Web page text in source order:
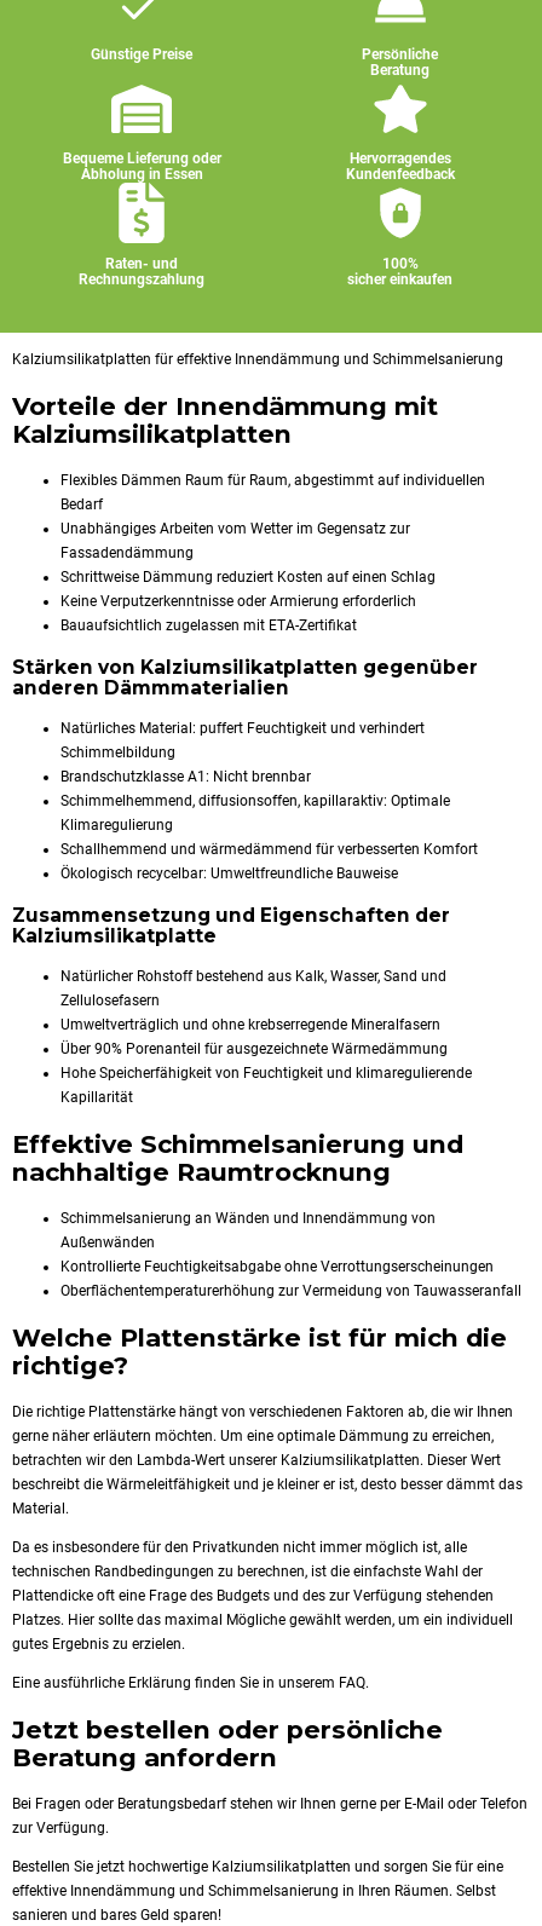
Günstige Preise
Persönliche
Beratung
Bequeme Lieferung oder
Abholung in Essen
Hervorragendes
Kundenfeedback
Raten- und
Rechnungszahlung
100%
sicher einkaufen
Kalziumsilikatplatten für effektive Innendämmung und Schimmelsanierung
Vorteile der Innendämmung mit
Kalziumsilikatplatten
Flexibles Dämmen Raum für Raum, abgestimmt auf individuellen
Bedarf
Unabhängiges Arbeiten vom Wetter im Gegensatz zur
Fassadendämmung
Schrittweise Dämmung reduziert Kosten auf einen Schlag
Keine Verputzerkenntnisse oder Armierung erforderlich
Bauaufsichtlich zugelassen mit ETA-Zertifikat
Stärken von Kalziumsilikatplatten gegenüber
anderen Dämmmaterialien
Natürliches Material: puffert Feuchtigkeit und verhindert
Schimmelbildung
Brandschutzklasse A1: Nicht brennbar
Schimmelhemmend, diffusionsoffen, kapillaraktiv: Optimale
Klimaregulierung
Schallhemmend und wärmedämmend für verbesserten Komfort
Ökologisch recycelbar: Umweltfreundliche Bauweise
Zusammensetzung und Eigenschaften der
Kalziumsilikatplatte
Natürlicher Rohstoff bestehend aus Kalk, Wasser, Sand und
Zellulosefasern
Umweltverträglich und ohne krebserregende Mineralfasern
Über 90% Porenanteil für ausgezeichnete Wärmedämmung
Hohe Speicherfähigkeit von Feuchtigkeit und klimaregulierende
Kapillarität
Effektive Schimmelsanierung und
nachhaltige Raumtrocknung
Schimmelsanierung an Wänden und Innendämmung von
Außenwänden
Kontrollierte Feuchtigkeitsabgabe ohne Verrottungserscheinungen
Oberflächentemperaturerhöhung zur Vermeidung von Tauwasseranfall
Welche Plattenstärke ist für mich die
richtige?
Die richtige Plattenstärke hängt von verschiedenen Faktoren ab, die wir Ihnen
gerne näher erläutern möchten. Um eine optimale Dämmung zu erreichen,
betrachten wir den Lambda-Wert unserer Kalziumsilikatplatten. Dieser Wert
beschreibt die Wärmeleitfähigkeit und je kleiner er ist, desto besser dämmt das
Material.
Da es insbesondere für den Privatkunden nicht immer möglich ist, alle
technischen Randbedingungen zu berechnen, ist die einfachste Wahl der
Plattendicke oft eine Frage des Budgets und des zur Verfügung stehenden
Platzes. Hier sollte das maximal Mögliche gewählt werden, um ein individuell
gutes Ergebnis zu erzielen.
Eine ausführliche Erklärung finden Sie in unserem FAQ.
Jetzt bestellen oder persönliche
Beratung anfordern
Bei Fragen oder Beratungsbedarf stehen wir Ihnen gerne per E-Mail oder Telefon
zur Verfügung.
Bestellen Sie jetzt hochwertige Kalziumsilikatplatten und sorgen Sie für eine
effektive Innendämmung und Schimmelsanierung in Ihren Räumen. Selbst
sanieren und bares Geld sparen!